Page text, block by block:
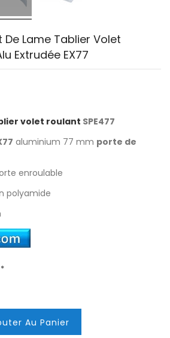
De Lame Tablier Volet
Extrudée EX77
volet roulant SPE477
aluminium 77 mm porte de
enroulable
polyamide
Au Panier